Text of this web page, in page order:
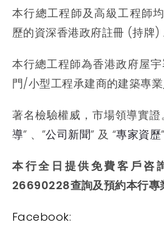
本行總工程師及高級工程師
歷的資深香港政府註冊 (持牌)
本行總工程師為香港政府屋
門/小型工程承建商的建築專業
著名檢驗權威，市場領導實證
導” 、”公司新聞” 及 “專家資歷”
本行全日提供免費客戶咨
26690228查詢及預約本行專
Facebook: